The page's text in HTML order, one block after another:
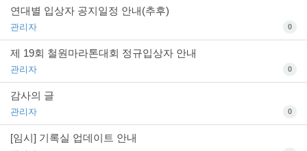
연대별 입상자 공지일정 안내(추후)
관리자 0
제 19회 철원마라톤대회 정규입상자 안내
관리자 0
감사의 글
관리자 0
[임시] 기록실 업데이트 안내